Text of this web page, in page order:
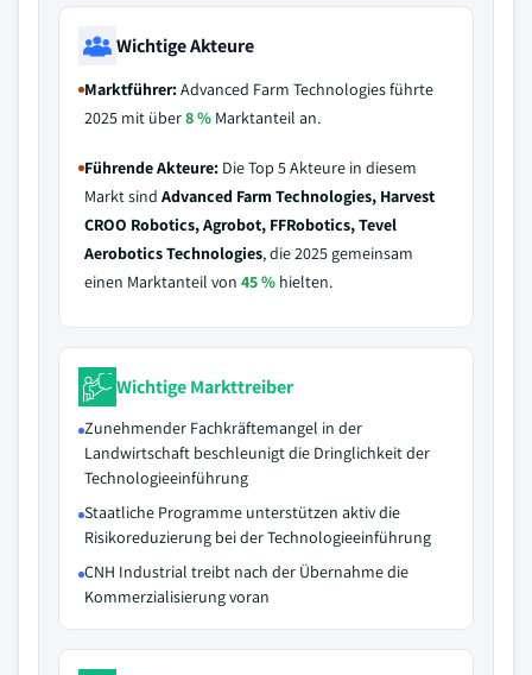
Wichtige Akteure
Marktführer:Advanced Farm Technologies führte
2025 mit über8 % Marktanteil an.
Führende Akteure: Die Top 5 Akteure in diesem
Markt sind Advanced Farm Technologies, Harvest
CROO Robotics, Agrobot, FFRobotics, Tevel
Aerobotics Technologies, die 2025 gemeinsam
einen Marktanteil von 45 % hielten.
Wichtige Markttreiber
Zunehmender Fachkräftemangel in der
Landwirtschaft beschleunigt die Dringlichkeit der
Technologieeinführung
Staatliche Programme unterstützen aktiv die
Risikoreduzierung bei der Technologieeinführung
CNH Industrial treibt nach der Übernahme die
Kommerzialisierung voran